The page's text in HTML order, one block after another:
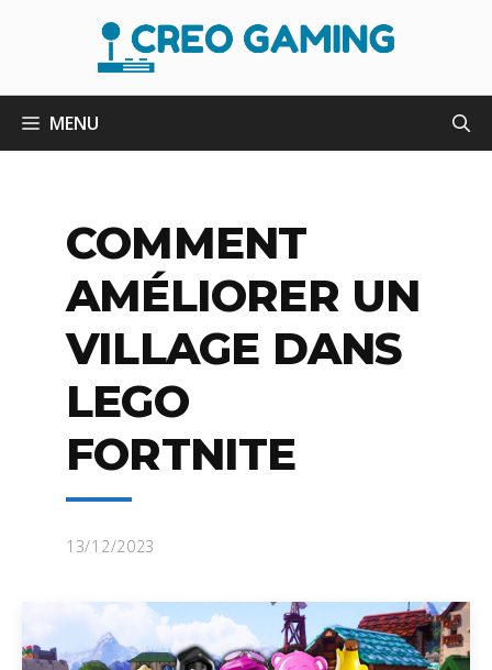
MENU
COMMENT
AMÉLIORER UN
VILLAGE DANS
LEGO
FORTNITE
13/12/2023